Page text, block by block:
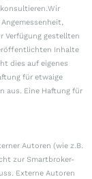
Verfügung gestellten
Inhalte
dies auf eigenes
für etwaige
aus. Eine Haftung für
Autoren (wie z.B.
zur Smartbroker-
Externe Autoren